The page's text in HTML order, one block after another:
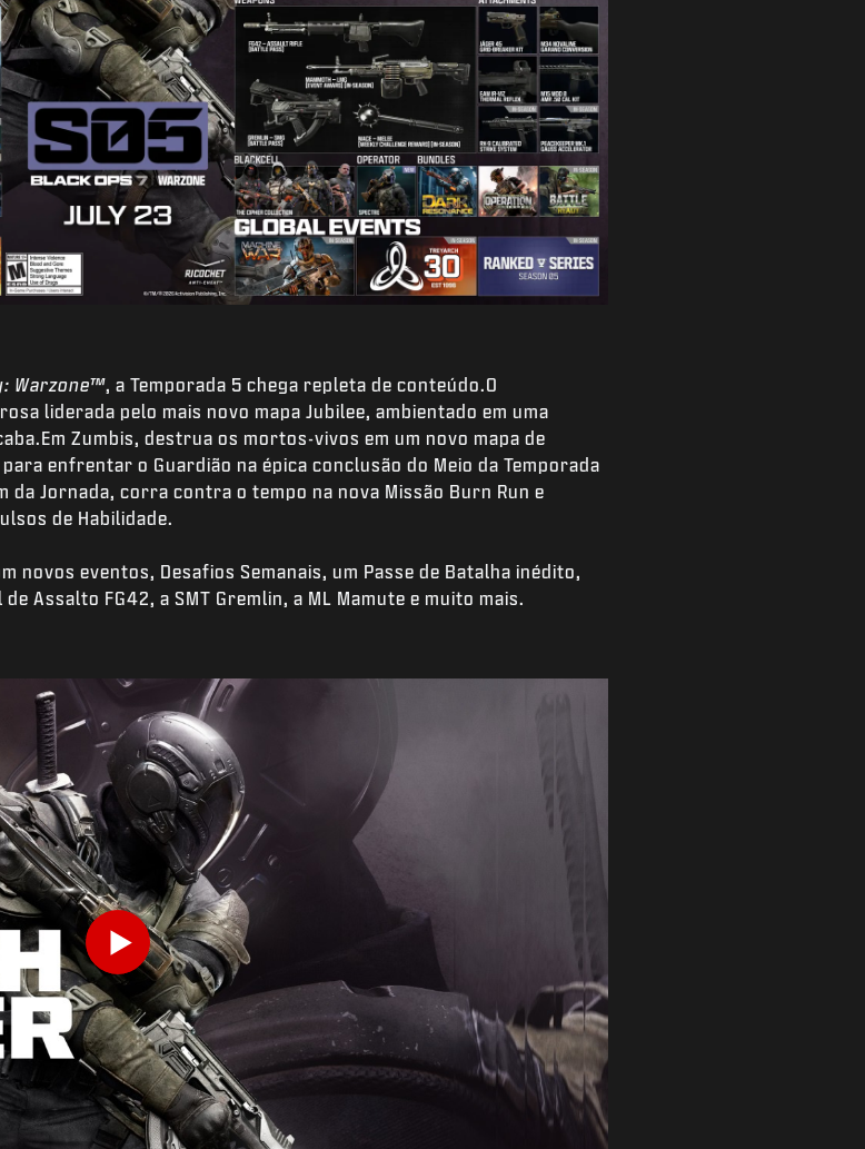
Warzone™, a Temporada 5 chega repleta de conteúdo.O
liderada pelo mais novo mapa Jubilee, ambientado em uma
Zumbis, destrua os mortos-vivos em um novo mapa de
enfrentar o Guardião na épica conclusão do Meio da Temporada
da Jornada, corra contra o tempo na nova Missão Burn Run e
de Habilidade.
novos eventos, Desafios Semanais, um Passe de Batalha inédito,
Assalto FG42, a SMT Gremlin, a ML Mamute e muito mais.
Play